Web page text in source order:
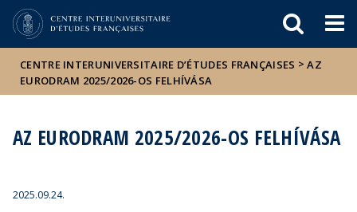
Hírek
Események
ELTE a
sajtóban
CENTRE INTERUNIVERSITAIRE D’ÉTUDES FRANÇAISES >AZ
EURODRAM 2025/2026-OS FELHÍVÁSA
AZ EURODRAM 2025/2026-OS FELHÍVÁSA
2025.09.24.